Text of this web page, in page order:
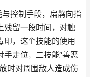
与控制手段，扁鹊向指
残留一段时间，对触
印，这个技能的使用
走位，二技能“善恶
时对周围敌人造成伤